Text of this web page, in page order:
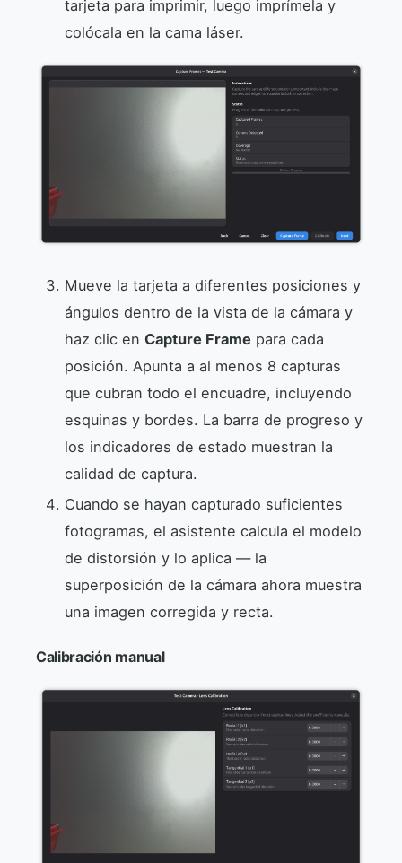
tarjeta para imprimir, luego imprímela y
colócala en la cama láser.
Mueve la tarjeta a diferentes posiciones y
ángulos dentro de la vista de la cámara y
haz clic en Capture Frame para cada
posición. Apunta a al menos 8 capturas
que cubran todo el encuadre, incluyendo
esquinas y bordes. La barra de progreso y
los indicadores de estado muestran la
calidad de captura.
Cuando se hayan capturado suficientes
fotogramas, el asistente calcula el modelo
de distorsión y lo aplica — la
superposición de la cámara ahora muestra
una imagen corregida y recta.
Calibración manual